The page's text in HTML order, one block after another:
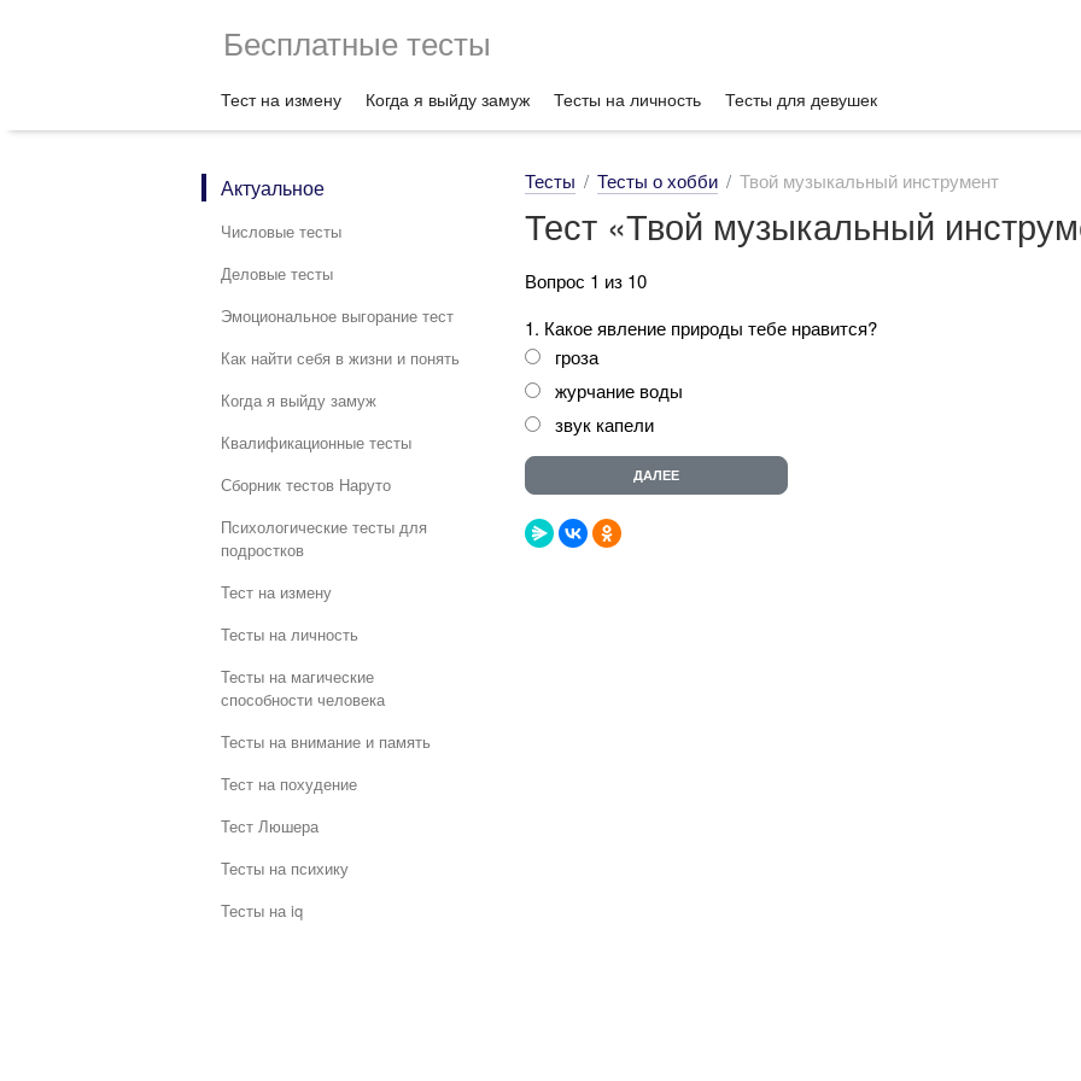
Бесплатные тесты
Тест на измену Когда я выйду замуж Тесты на личность Тесты для девушек
Актуальное
Числовые тесты
Деловые тесты
Эмоциональное выгорание тест
Как найти себя в жизни и понять
Когда я выйду замуж
Квалификационные тесты
Сборник тестов Наруто
Психологические тесты для
подростков
Тест на измену
Тесты на личность
Тесты на магические
способности человека
Тесты на внимание и память
Тест на похудение
Тест Люшера
Тесты на психику
Тесты на iq
Тесты Тесты о хобби Твой музыкальный инструмент
Тест «Твой музыкальный
Вопрос 1 из 10
1. Какое явление природы тебе нравится?
гроза
журчание воды
звук капели